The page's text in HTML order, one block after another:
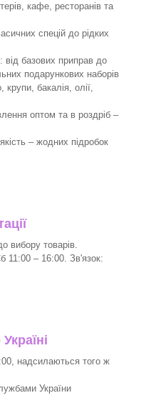
кафе, ресторанів та
спецій до рідких
базових приправ до
подарункових наборів
бакалія, олії,
оптом та в роздріб –
– жодних підробок
вибору товарів.
11:00 – 16:00. Зв'язок:
надсилаються того ж
України